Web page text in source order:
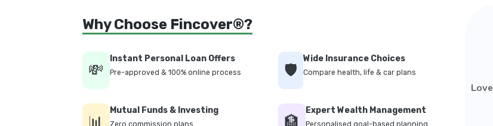
Why Choose Fincover®?
💸
Instant Personal Loan Offers
Pre-approved & 100% online process 🛡️
Wide Insurance Choices
Compare health, life & car plans
📊
Mutual Funds & Investing
Zero commission plans 🏦
Expert Wealth Management
Personalised goal-based planning